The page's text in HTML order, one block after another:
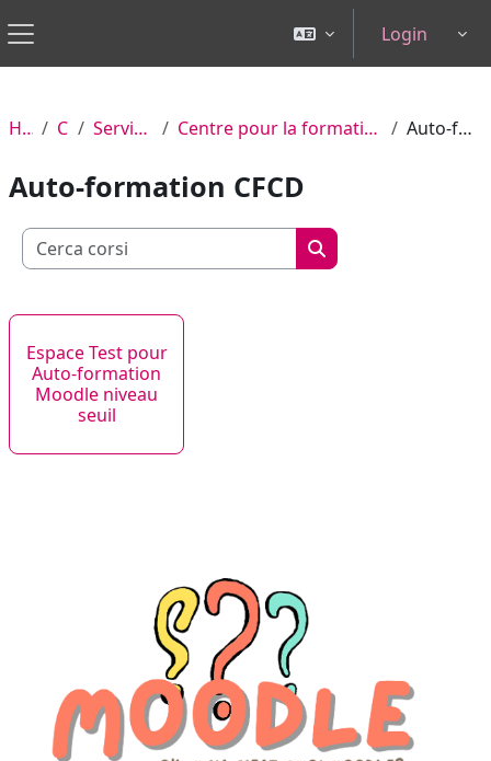
Pannello laterale
Login
Home Corsi Services centraux Centre pour la formation continue et à distance (CFCD) Auto-formation CFCD
Auto-formation CFCD
Cerca corsi
Cerca corsi
Espace Test pour
Auto-formation
Moodle niveau
seuil